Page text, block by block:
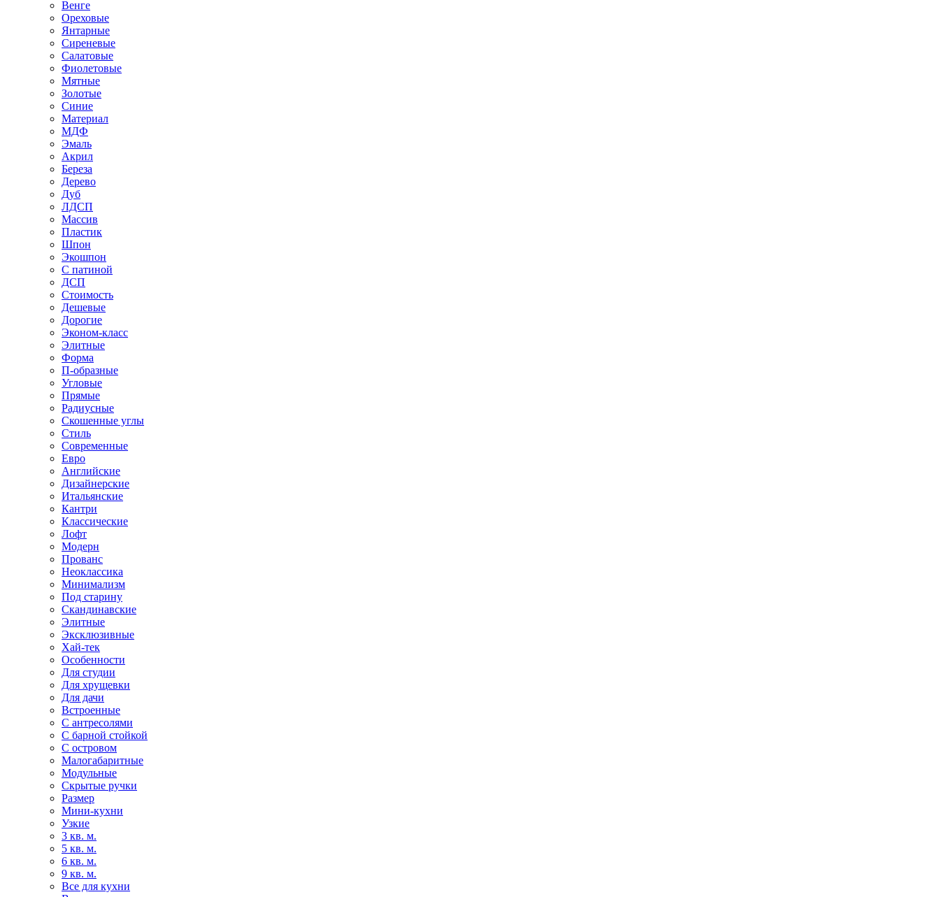
Венге
Ореховые
Янтарные
Сиреневые
Салатовые
Фиолетовые
Мятные
Золотые
Синие
Материал
МДФ
Эмаль
Акрил
Береза
Дерево
Дуб
ЛДСП
Массив
Пластик
Шпон
Экошпон
С патиной
ДСП
Стоимость
Дешевые
Дорогие
Эконом-класс
Элитные
Форма
П-образные
Угловые
Прямые
Радиусные
Скошенные углы
Стиль
Современные
Евро
Английские
Дизайнерские
Итальянские
Кантри
Классические
Лофт
Модерн
Прованс
Неоклассика
Минимализм
Под старину
Скандинавские
Элитные
Эксклюзивные
Хай-тек
Особенности
Для студии
Для хрущевки
Для дачи
Встроенные
С антресолями
С барной стойкой
С островом
Малогабаритные
Модульные
Скрытые ручки
Размер
Мини-кухни
Узкие
3 кв. м.
5 кв. м.
6 кв. м.
9 кв. м.
Все для кухни